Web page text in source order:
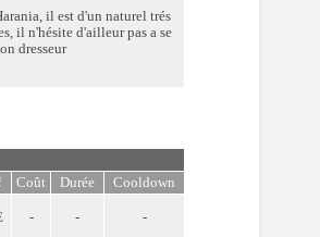
il est d'un naturel trés
il n'hésite d'ailleur pas a se
dresseur
Coût Durée Cooldown
- - -